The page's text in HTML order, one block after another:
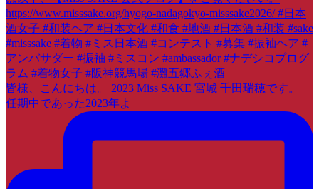
皆様、こんにちは。 2023 Miss SAKE 宮城 千田瑞穂です。
任期中であった2023年よ